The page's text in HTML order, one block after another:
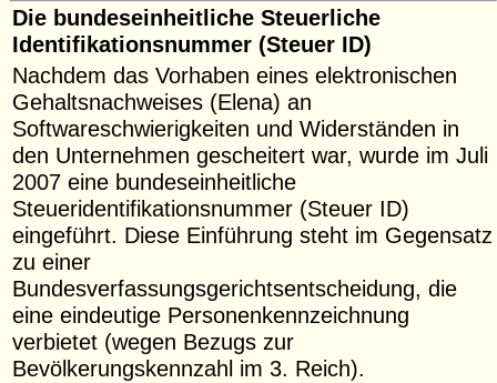
Die bundeseinheitliche Steuerliche
Identifikationsnummer (Steuer ID)
Nachdem das Vorhaben eines elektronischen
Gehaltsnachweises (Elena) an
Softwareschwierigkeiten und Widerständen in
den Unternehmen gescheitert war, wurde im Juli
2007 eine bundeseinheitliche
Steueridentifikationsnummer (Steuer ID)
eingeführt. Diese Einführung steht im Gegensatz
zu einer
Bundesverfassungsgerichtsentscheidung, die
eine eindeutige Personenkennzeichnung
verbietet (wegen Bezugs zur
Bevölkerungskennzahl im 3. Reich).